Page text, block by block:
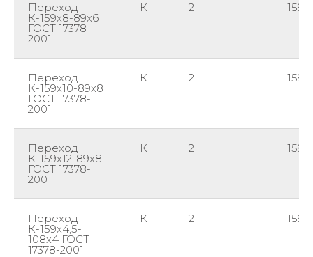
Переход
К-159х8-89х6
ГОСТ 17378-
2001
К 2 159
Переход
К-159х10-89х8
ГОСТ 17378-
2001
К 2 159
Переход
К-159х12-89х8
ГОСТ 17378-
2001
К 2 159
Переход
К-159х4,5-
108х4 ГОСТ
17378-2001
К 2 159